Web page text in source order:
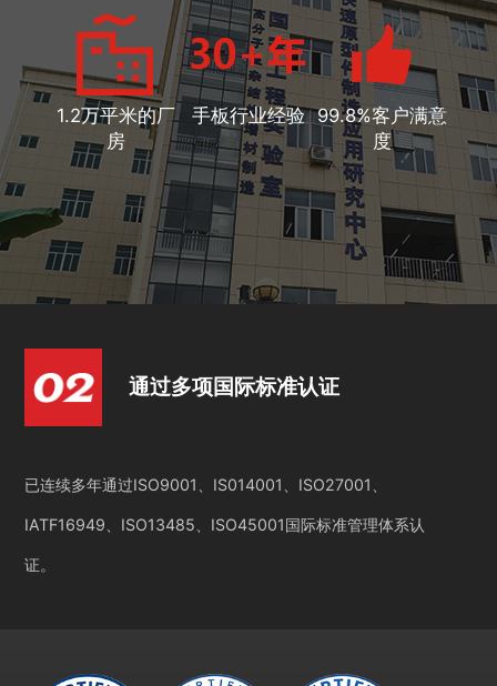
1.2万平米的厂
房
手板行业经验 99.8%客户满意
度
通过多项国际标准认证
已连续多年通过ISO9001、IS014001、ISO27001、
IATF16949、ISO13485、ISO45001国际标准管理体系认
证。